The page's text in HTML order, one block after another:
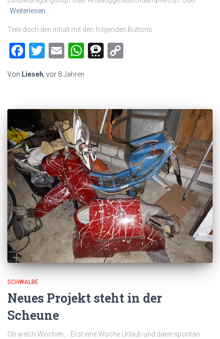
Weiterlesen…
Teile doch den Inhalt mit den folgenden Buttons:
Facebook
Twitter
EmailWhatsApp
Threema
Von Lieseh , vor 8 Jahren
SCHWALBE
Neues Projekt steht in der
Scheune
Oh welch Wochen… Erst eine Woche Urlaub und dann spontan